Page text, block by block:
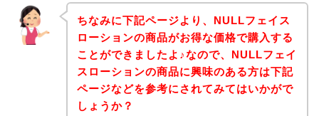
ちなみに下記ページより、NULLフェイス
ローションの商品がお得な価格で購入する
ことができましたよ♪なので、NULLフェイ
スローションの商品に興味のある方は下記
ページなどを参考にされてみてはいかがで
しょうか？